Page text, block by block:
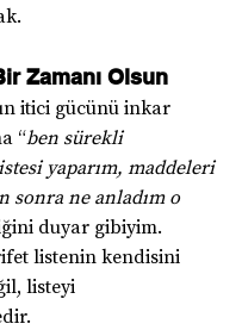
Zamanı Olsun
itici gücünü inkar
“ben sürekli
yaparım, maddeleri
sonra ne anladım o
duyar gibiyim.
listenin kendisini
listeyi